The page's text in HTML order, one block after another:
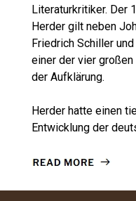
Literaturkritiker. Der
Herder gilt neben
Friedrich Schiller
einer der vier
der Aufklärung.
Herder hatte einen
Entwicklung der